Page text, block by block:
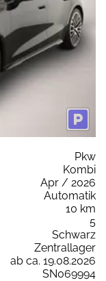
Pkw
Kombi
Apr / 2026
Automatik
10 km
5
Schwarz
Zentrallager
ab ca. 19.08.2026
SN069994